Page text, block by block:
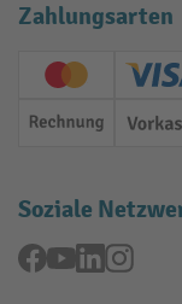
Zahlungsarten
Creditcard
Rechnung
Soziale
Facebook
YouTubeLinkedIn